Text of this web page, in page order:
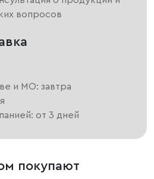
вопросов
и МО: завтра
от 3 дней
покупают